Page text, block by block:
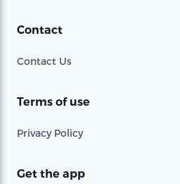
Contact
Contact Us
Terms of use
Privacy Policy
Get the app